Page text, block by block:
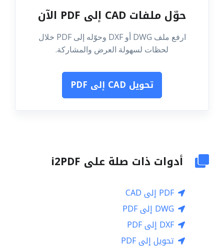
حوّل ملفات CAD إلى PDF الآن
ارفع ملف DWG أو DXF وحوّله إلى PDF خلال
لحظات لسهولة العرض والمشاركة.
تحويل CAD إلى PDF
أدوات ذات صلة على i2PDF
PDF إلى CAD
DWG إلى PDF
DXF إلى PDF
تحويل إلى PDF